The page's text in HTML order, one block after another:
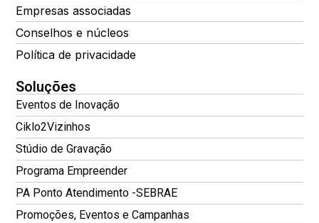
Empresas associadas
Conselhos e núcleos
Política de privacidade
Soluções
Eventos de Inovação
Ciklo2Vizinhos
Stúdio de Gravação
Programa Empreender
PA Ponto Atendimento -SEBRAE
Promoções, Eventos e Campanhas